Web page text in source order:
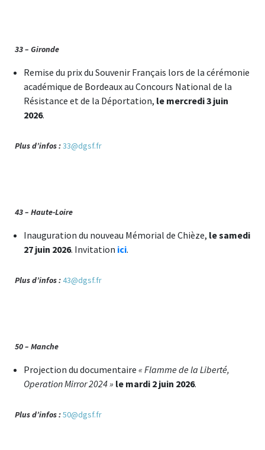
33 – Gironde
Remise du prix du Souvenir Français lors de la cérémonie
académique de Bordeaux au Concours National de la
Résistance et de la Déportation, le mercredi 3 juin
2026.
Plus d’infos :33@dgsf.fr
43 – Haute-Loire
Inauguration du nouveau Mémorial de Chièze, le samedi
27 juin 2026. Invitation ici.
Plus d’infos :43@dgsf.fr
50 – Manche
Projection du documentaire « Flamme de la Liberté,
Operation Mirror 2024 » le mardi 2 juin 2026.
Plus d’infos :50@dgsf.fr